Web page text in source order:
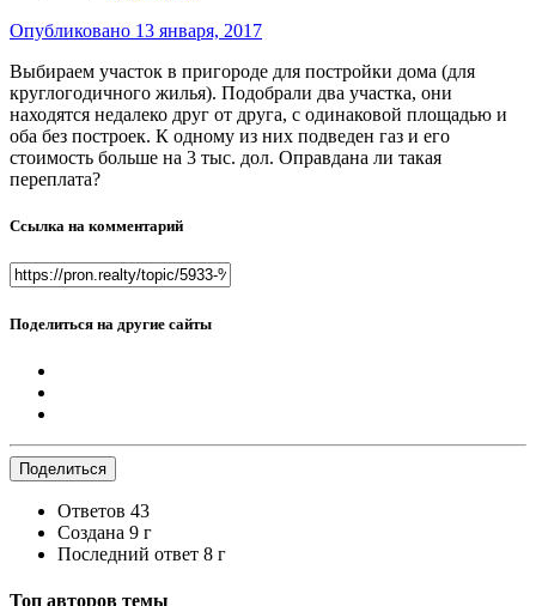
Опубликовано 13 января, 2017
Выбираем участок в пригороде для постройки дома (для
круглогодичного жилья). Подобрали два участка, они
находятся недалеко друг от друга, с одинаковой площадью и
оба без построек. К одному из них подведен газ и его
стоимость больше на 3 тыс. дол. Оправдана ли такая
переплата?
Ссылка на комментарий
Поделиться на другие сайты
Поделиться
Ответов 43
Создана 9 г
Последний ответ 8 г
Топ авторов темы